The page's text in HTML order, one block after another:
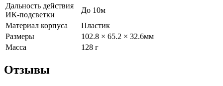
Дальность действия
ИК-подсветки
До 10м
Материал корпуса
Пластик
Размеры
102.8 × 65.2 × 32.6мм
Масса
128 г
Отзывы